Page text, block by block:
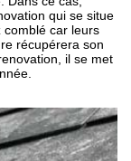
qui se situe
comblé car leurs
récupérera son
il se met